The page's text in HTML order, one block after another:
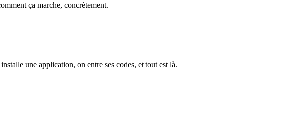
ça marche, concrètement.
une application, on entre ses codes, et tout est là.